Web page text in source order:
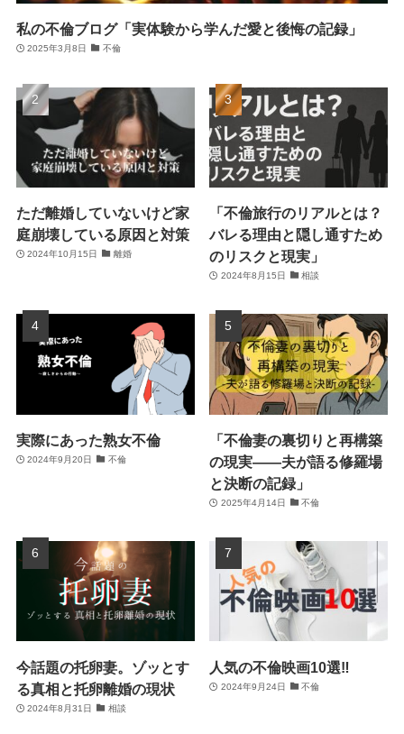
私の不倫ブログ「実体験から学んだ愛と後悔の記録」
2025年3月8日 不倫
ただ離婚していないけど家
庭崩壊している原因と対策
2024年10月15日 離婚
「不倫旅行のリアルとは？
バレる理由と隠し通すため
のリスクと現実」
2024年8月15日 相談
実際にあった熟女不倫
2024年9月20日 不倫
「不倫妻の裏切りと再構築
の現実――夫が語る修羅場
と決断の記録」
2025年4月14日 不倫
今話題の托卵妻。ゾッとす
る真相と托卵離婚の現状
2024年8月31日 相談
人気の不倫映画10選‼
2024年9月24日 不倫